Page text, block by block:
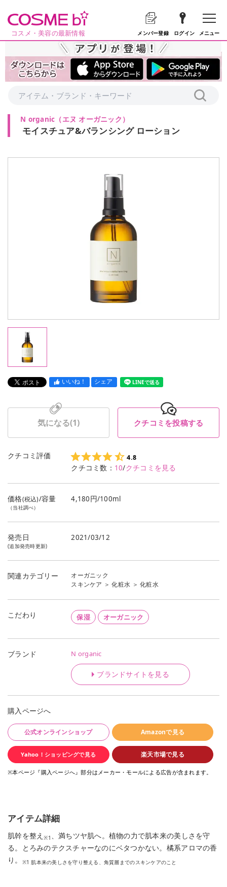
コスメ・美容の最新情報 メンバー登録 ログイン メニュー
N organic （エヌ オーガニック ）
モイスチュア&バランシング ローション
いいね！ シェア LINEで送る
気になる(1) クチコミを投稿する
クチコミ評価 4.8
クチコミ数： 10/クチコミを見る
価格(税込)/容量
（当社調べ）
4,180円/100ml
発売日
(追加発売時更新)
2021/03/12
関連カテゴリー
オーガニック
スキンケア ＞化粧水 ＞化粧水
こだわり 保湿 オーガニック
ブランド N organic
ブランドサイトを見る
購入ページへ
公式オンラインショップ Amazonで見る
Yahoo！ショッピングで見る 楽天市場で見る
※本ページ『購入ページへ』部分はメーカー・モールによる広告が含まれます。
アイテム詳細
肌幹を整え※1 、満ちツヤ肌へ。植物の力で肌本来の美しさを守
る。とろみのテクスチャーなのにベタつかない。橘系アロマの香
り。
※1 肌本来の美しさを守り整える、角質層までのスキンケアのこと